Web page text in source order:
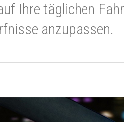
Ihre täglichen Fahr
anzupassen.